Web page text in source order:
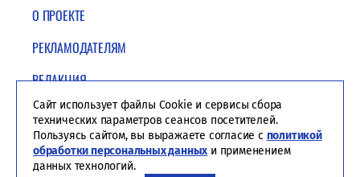
О ПРОЕКТЕ
РЕКЛАМОДАТЕЛЯМ
РЕДАКЦИЯ
ПОЛИТИКА КОНФИДЕНЦИАЛЬНОСТИ
Сайт использует файлы Cookie и сервисы сбора
технических параметров сеансов посетителей.
Пользуясь сайтом, вы выражаете согласие с политикой
обработки персональных данных и применением
данных технологий.